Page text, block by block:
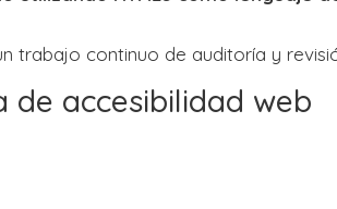
trabajo continuo de auditoría y
de accesibilidad web